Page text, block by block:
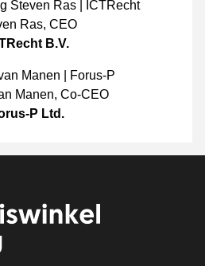
Ras, CEO
B.V.
Manen, Co-CEO
P Ltd.